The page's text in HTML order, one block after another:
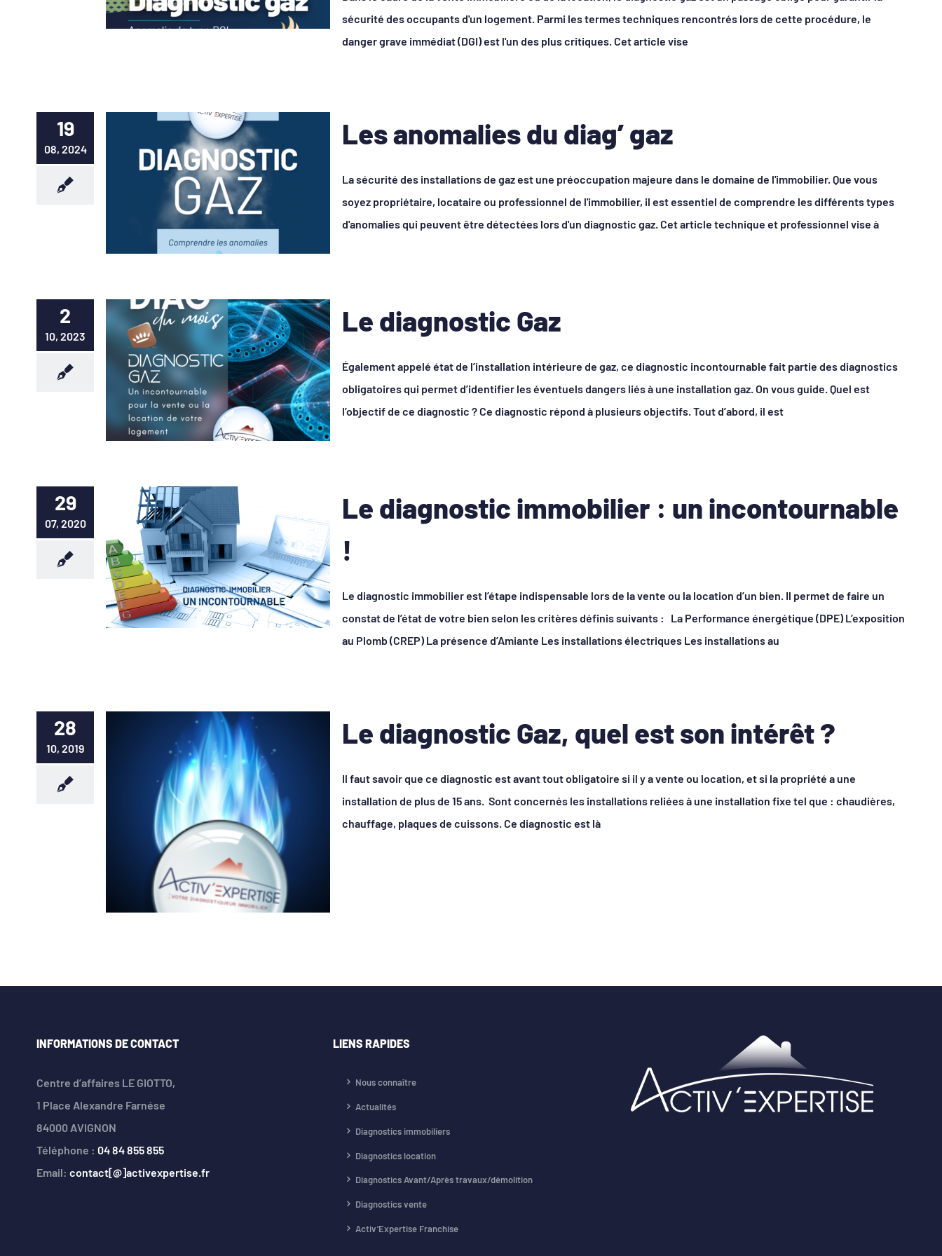
sécurité des occupants d'un logement. Parmi les termes techniques rencontrés lors de cette procédure, le
danger grave immédiat (DGI) est l'un des plus critiques. Cet article vise
19
08, 2024 Les anomalies du diag’ gaz
La sécurité des installations de gaz est une préoccupation majeure dans le domaine de l'immobilier. Que vous
soyez propriétaire, locataire ou professionnel de l'immobilier, il est essentiel de comprendre les différents types
d'anomalies qui peuvent être détectées lors d'un diagnostic gaz. Cet article technique et professionnel vise à
2
10, 2023 Le diagnostic Gaz
Également appelé état de l’installation intérieure de gaz, ce diagnostic incontournable fait partie des diagnostics
obligatoires qui permet d’identifier les éventuels dangers liés à une installation gaz. On vous guide. Quel est
l’objectif de ce diagnostic ? Ce diagnostic répond à plusieurs objectifs. Tout d’abord, il est
29
07, 2020
Le diagnostic immobilier : un incontournable
!
Le diagnostic immobilier est l’étape indispensable lors de la vente ou la location d’un bien. Il permet de faire un
constat de l’état de votre bien selon les critères définis suivants : La Performance énergétique (DPE) L’exposition
au Plomb (CREP) La présence d’Amiante Les installations électriques Les installations au
28
10, 2019 Le diagnostic Gaz, quel est son intérêt ?
Il faut savoir que ce diagnostic est avant tout obligatoire si il y a vente ou location, et si la propriété a une
installation de plus de 15 ans. Sont concernés les installations reliées à une installation fixe tel que : chaudières,
chauffage, plaques de cuissons. Ce diagnostic est là
INFORMATIONS DE CONTACT
Centre d’affaires LE GIOTTO,
1 Place Alexandre Farnése
84000 AVIGNON
Téléphone : 04 84 855 855
Email: contact[@]activexpertise.fr
LIENS RAPIDES
Nous connaître
Actualités
Diagnostics immobiliers
Diagnostics location
Diagnostics Avant/Après travaux/démolition
Diagnostics vente
Activ’Expertise Franchise